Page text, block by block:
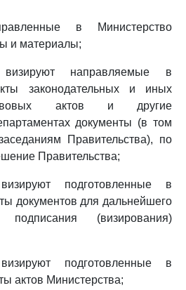
в Министерство
и материалы;
направляемые в
законодательных и иных
актов и другие
документы (в том
Правительства), по
Правительства;
подготовленные в
документов для дальнейшего
(визирования)
подготовленные в
актов Министерства;